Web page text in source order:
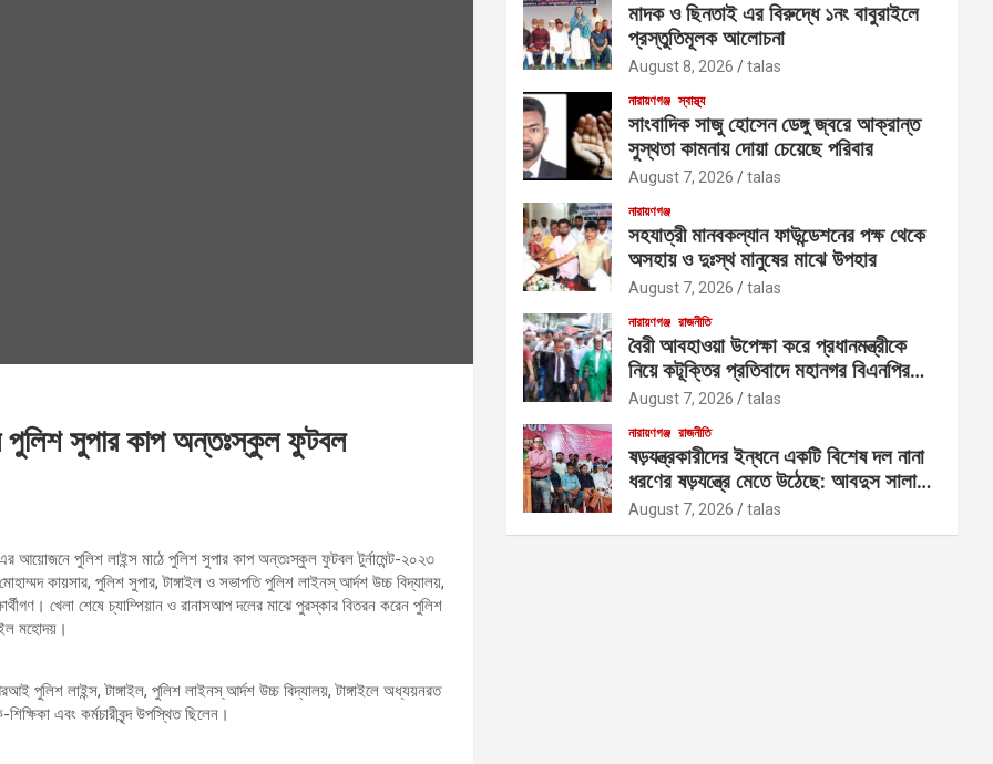
পুলিশ সুপার কাপ অন্তঃস্কুল ফুটবল
আয়োজনে পুলিশ লাইন্স মাঠে পুলিশ সুপার কাপ অন্তঃস্কুল ফুটবল টুর্নামেন্ট-২০২৩
কায়সার, পুলিশ সুপার, টাঙ্গাইল ও সভাপতি পুলিশ লাইনস্ আর্দশ উচ্চ বিদ্যালয়,
খেলা শেষে চ্যাম্পিয়ান ও রানাসআপ দলের মাঝে পুরস্কার বিতরন করেন পুলিশ
মহোদয়।
লাইন্স, টাঙ্গাইল, পুলিশ লাইনস্ আর্দশ উচ্চ বিদ্যালয়, টাঙ্গাইলে অধ্যয়নরত
এবং কর্মচারীবৃন্দ উপস্থিত ছিলেন।
মাদক ও ছিনতাই এর বিরুদ্ধে ১নং বাবুরাইলে
প্রস্তুতিমূলক আলোচনা
August 8, 2026 talas
নারায়ণগঞ্জ স্বাস্থ্য
সাংবাদিক সাজু হোসেন ডেঙ্গু জ্বরে আক্রান্ত
সুস্থতা কামনায় দোয়া চেয়েছে পরিবার
August 7, 2026 talas
নারায়ণগঞ্জ
সহযাত্রী মানবকল্যান ফাউন্ডেশনের পক্ষ থেকে
অসহায় ও দুঃস্থ মানুষের মাঝে উপহার
August 7, 2026 talas
নারায়ণগঞ্জ রাজনীতি
বৈরী আবহাওয়া উপেক্ষা করে প্রধানমন্ত্রীকে
নিয়ে কটূক্তির প্রতিবাদে মহানগর বিএনপির
বিক্ষোভ
August 7, 2026 talas
নারায়ণগঞ্জ রাজনীতি
ষড়যন্ত্রকারীদের ইন্ধনে একটি বিশেষ দল নানা
ধরণের ষড়যন্ত্রে মেতে উঠেছে: আবদুস সালাম
আজাদ
August 7, 2026 talas